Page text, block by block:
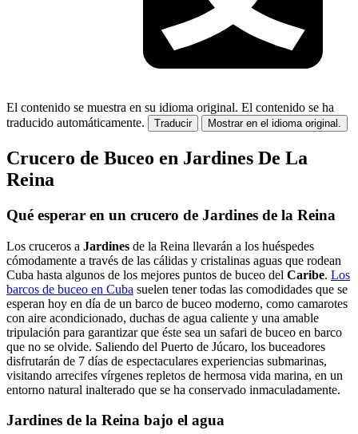
El contenido se muestra en su idioma original. El contenido se ha
traducido automáticamente.
Traducir Mostrar en el idioma original.
Crucero de Buceo en Jardines De La
Reina
Qué esperar en un crucero de Jardines de la Reina
Los cruceros a Jardines de la Reina llevarán a los huéspedes
cómodamente a través de las cálidas y cristalinas aguas que rodean
Cuba hasta algunos de los mejores puntos de buceo del Caribe. Los
barcos de buceo en Cuba suelen tener todas las comodidades que se
esperan hoy en día de un barco de buceo moderno, como camarotes
con aire acondicionado, duchas de agua caliente y una amable
tripulación para garantizar que éste sea un safari de buceo en barco
que no se olvide. Saliendo del Puerto de Júcaro, los buceadores
disfrutarán de 7 días de espectaculares experiencias submarinas,
visitando arrecifes vírgenes repletos de hermosa vida marina, en un
entorno natural inalterado que se ha conservado inmaculadamente.
Jardines de la Reina bajo el agua